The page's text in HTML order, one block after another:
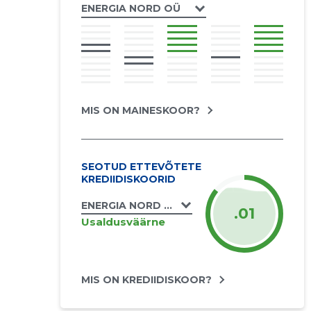
ENERGIA NORD OÜ
MIS ON MAINESKOOR?
SEOTUD ETTEVÕTETE
KREDIIDISKOORID
ENERGIA NORD OÜ
Usaldusväärne .01
MIS ON KREDIIDISKOOR?